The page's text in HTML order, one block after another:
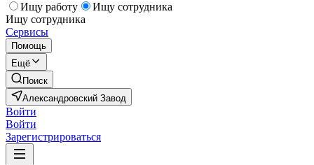
Ищу работу
Ищу сотрудника
Ищу сотрудника
Сервисы
Помощь
Ещё
Поиск
Александровский Завод
Войти
Войти
Зарегистрироваться